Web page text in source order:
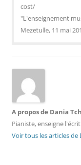
cost/
"L'enseignement
Mezetulle, 11 mai
A propos de Dania
Pianiste, enseigne
Voir tous les articles de